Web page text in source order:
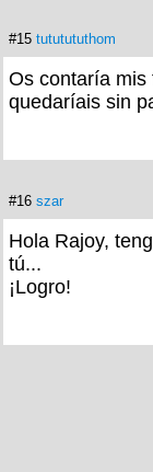
#15 tututututhom
Os contaría mis
quedaríais sin
#16 szar
Hola Rajoy,
tú...
¡Logro!